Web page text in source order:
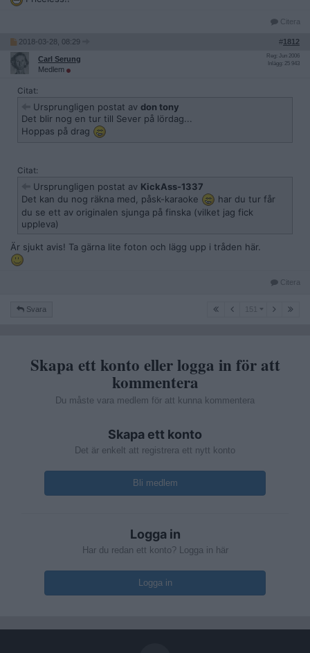
Citera
2018-03-28, 08:29 #1812
Carl Serung
Medlem
Reg: Jun 2006
Inlägg: 25 943
Citat:
Ursprungligen postat av don tony
Det blir nog en tur till Sever på lördag...
Hoppas på drag
Citat:
Ursprungligen postat av KickAss-1337
Det kan du nog räkna med, påsk-karaoke
har du tur får
du se ett av originalen sjunga på finska (vilket jag fick
uppleva)
Är sjukt avis! Ta gärna lite foton och lägg upp i tråden här.
Citera
Svara 151 151
Skapa ett konto eller logga in för att
kommentera
Du måste vara medlem för att kunna kommentera
Skapa ett konto
Det är enkelt att registrera ett nytt konto
Bli medlem
Logga in
Har du redan ett konto? Logga in här
Logga in